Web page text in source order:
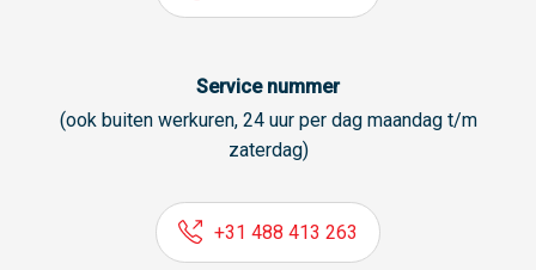
Service nummer
(ook buiten werkuren, 24 uur per dag maandag t/m
zaterdag)
+31 488 413 263